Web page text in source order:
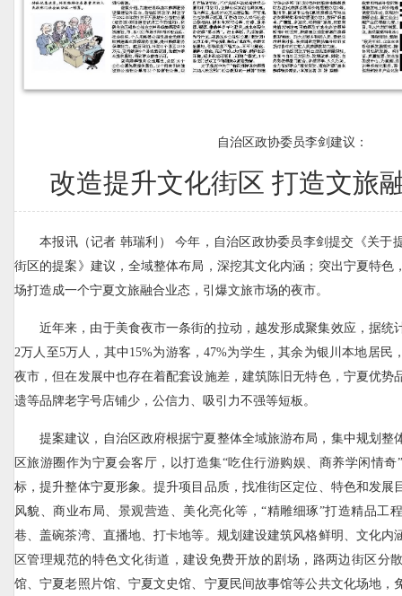
自治区政协委员李剑建议：
改造提升文化街区 打造文旅
本报讯（记者 韩瑞利） 今年，自治区政协委员李剑提交《关于
街区的提案》建议，全域整体布局，深挖其文化内涵；突出宁夏特色
场打造成一个宁夏文旅融合业态，引爆文旅市场的夜市。
近年来，由于美食夜市一条街的拉动，越发形成聚集效应，据统
2万人至5万人，其中15%为游客，47%为学生，其余为银川本地居民
夜市，但在发展中也存在着配套设施差，建筑陈旧无特色，宁夏优势
遗等品牌老字号店铺少，公信力、吸引力不强等短板。
提案建议，自治区政府根据宁夏整体全域旅游布局，集中规划整
区旅游圈作为宁夏会客厅，以打造集“吃住行游购娱、商养学闲情
标，提升整体宁夏形象。提升项目品质，找准街区定位、特色和发展
风貌、商业布局、景观营造、美化亮化等，“精雕细琢”打造精品工
巷、盖碗茶湾、直播地、打卡地等。规划建设建筑风格鲜明、文化内
区管理规范的特色文化街道，建设免费开放的剧场，路两边街区分
馆、宁夏老照片馆、宁夏文史馆、宁夏民间故事馆等公共文化场地，